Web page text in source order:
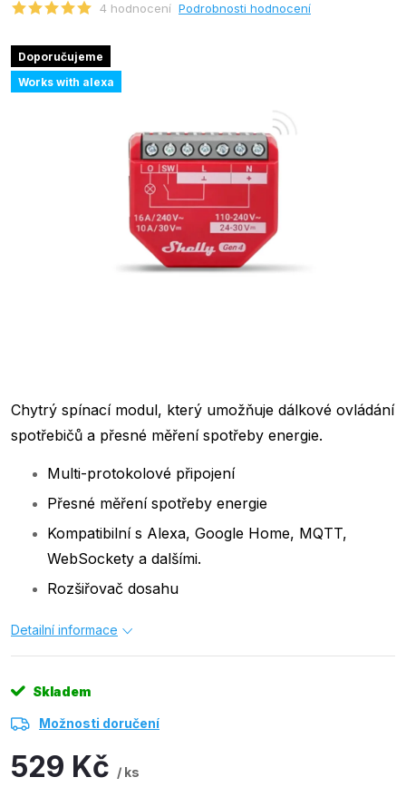
4 hodnocení Podrobnosti hodnocení
Doporučujeme
Works with alexa
Chytrý spínací modul, který umožňuje dálkové ovládání
spotřebičů a přesné měření spotřeby energie.
Multi-protokolové připojení
Přesné měření spotřeby energie
Kompatibilní s Alexa, Google Home, MQTT,
WebSockety a dalšími.
Rozšiřovač dosahu
Detailní informace
Skladem
Možnosti doručení
529 Kč / ks